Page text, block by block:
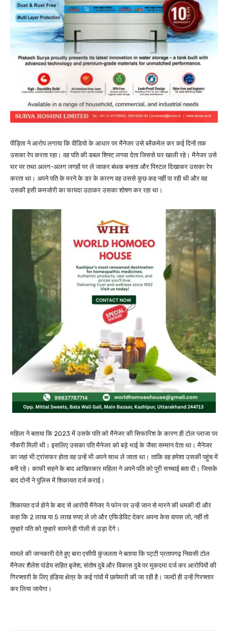
पीड़िता ने आरोप लगाया कि वीडियो के आधार पर मैनेजर उसे ब्लैकमेल कर कई दिनों तक
उसका रेप करता रहा। वह पति की डबल शिफ्ट लगवा देता जिससे घर खाली रहे। मैनेजर उसे
घर पर तथा अलग-अलग जगहों पर ले जाकर बंधक बनाता और पिस्टल दिखाकर उसका रेप
करता था। अपने पति के मरने के डर के कारण वह उससे कुछ कह नहीं पा रही थी और वह
उसकी इसी कमजोरी का फायदा उठाकर उसका शोषण कर रहा था।
महिला ने बताया कि 2023 में उसके पति को मैनेजर की सिफारिश के कारण ही टोल प्लाजा पर
नौकरी मिली थी। इसलिए उसका पति मैनेजर को बड़े भाई के जैसा सम्मान देता था। मैनेजर
का जहां भी ट्रांसफर होता वह उन्हें भी अपने साथ ले जाता था। ताकि वह हमेशा उसकी पहुंच में
बनी रहे। काफी सहने के बाद आखिरकार महिला ने अपने पति को पूरी सच्चाई बता दी। जिसके
बाद दोनों ने पुलिस में शिकायत दर्ज कराई।
शिकायत दर्ज होने के बाद से आरोपी मैनेजर ने फोन पर उन्हें जान से मारने की धमकी दी और
कहा कि 2 लाख या 5 लाख रुपए ले लो और एफिडेविट देकर अपना केस वापस लो, नहीं तो
तुम्हारे पति को तुम्हारे सामने ही गोली से उड़ा देंगे।
मामले की जानकारी देते हुए बारा एसीपी कुंजलता ने बताया कि पट्टी प्रतापगढ़ निवासी टोल
मैनेजर शैलेश पांडेय सहित बृजेश, संतोष दुबे और विकास दुबे पर मुकदमा दर्ज कर आरोपियों की
गिरफ्तारी के लिए हंडिया क्षेत्र के कई गांवों में छापेमारी की जा रही है। जल्दी ही उन्हें गिरफ्तार
कर लिया जायेगा।